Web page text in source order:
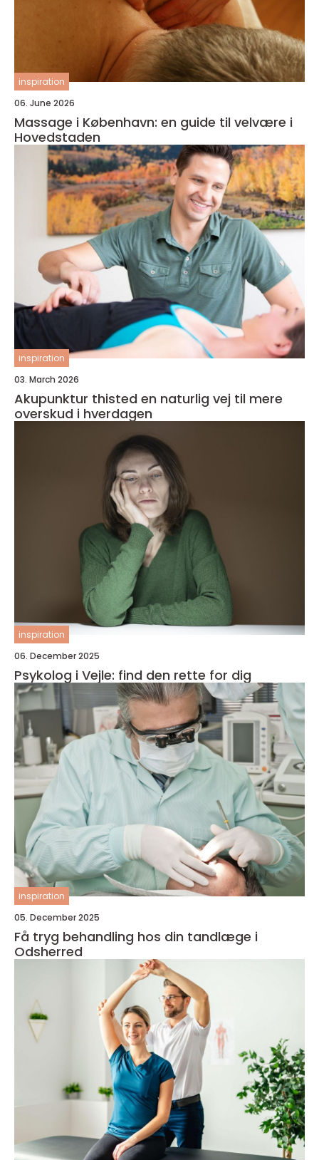
inspiration
06. June 2026
Massage i København: en guide til velvære i
Hovedstaden
inspiration
03. March 2026
Akupunktur thisted en naturlig vej til mere
overskud i hverdagen
inspiration
06. December 2025
Psykolog i Vejle: find den rette for dig
inspiration
05. December 2025
Få tryg behandling hos din tandlæge i
Odsherred